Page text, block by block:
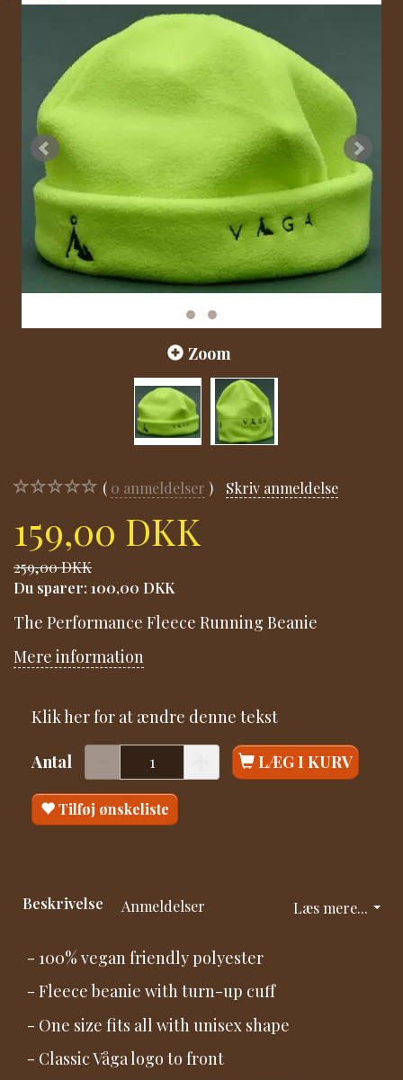
Zoom
0 anmeldelser Skriv anmeldelse
159,00 DKK
259,00 DKK
Du sparer: 100,00 DKK
The Performance Fleece Running Beanie
Mere information
Klik her for at ændre denne tekst
Antal LÆG I KURV
Tilføj ønskeliste
Læs mere...
Beskrivelse Anmeldelser
- 100% vegan friendly polyester
- Fleece beanie with turn-up cuff
- One size fits all with unisex shape
- Classic Våga logo to front